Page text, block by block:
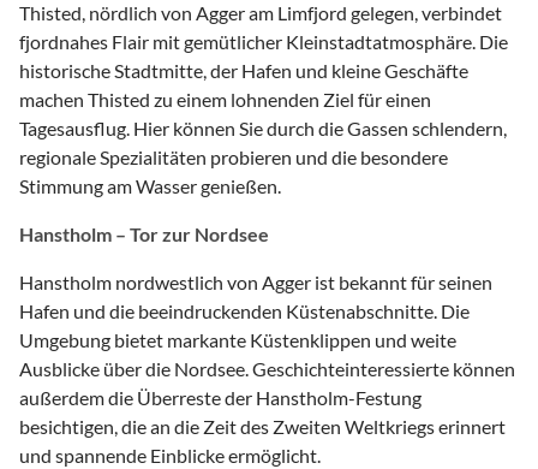
Thisted, nördlich von Agger am Limfjord gelegen, verbindet
fjordnahes Flair mit gemütlicher Kleinstadtatmosphäre. Die
historische Stadtmitte, der Hafen und kleine Geschäfte
machen Thisted zu einem lohnenden Ziel für einen
Tagesausflug. Hier können Sie durch die Gassen schlendern,
regionale Spezialitäten probieren und die besondere
Stimmung am Wasser genießen.
Hanstholm – Tor zur Nordsee
Hanstholm nordwestlich von Agger ist bekannt für seinen
Hafen und die beeindruckenden Küstenabschnitte. Die
Umgebung bietet markante Küstenklippen und weite
Ausblicke über die Nordsee. Geschichteinteressierte können
außerdem die Überreste der Hanstholm-Festung
besichtigen, die an die Zeit des Zweiten Weltkriegs erinnert
und spannende Einblicke ermöglicht.